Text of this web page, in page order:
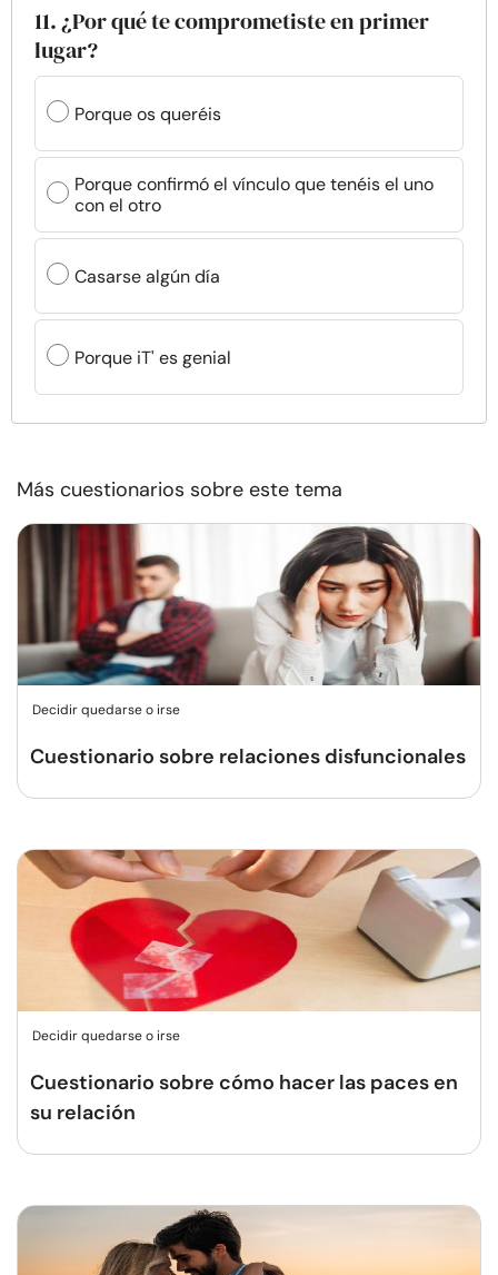
11. ¿Por qué te comprometiste en primer
lugar?
Porque os queréis
Porque confirmó el vínculo que tenéis el uno
con el otro
Casarse algún día
Porque iT' es genial
Más cuestionarios sobre este tema
Decidir quedarse o irse
Cuestionario sobre relaciones disfuncionales
Decidir quedarse o irse
Cuestionario sobre cómo hacer las paces en
su relación